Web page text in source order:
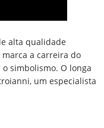
alta qualidade
marca a carreira do
simbolismo. O longa
um especialista